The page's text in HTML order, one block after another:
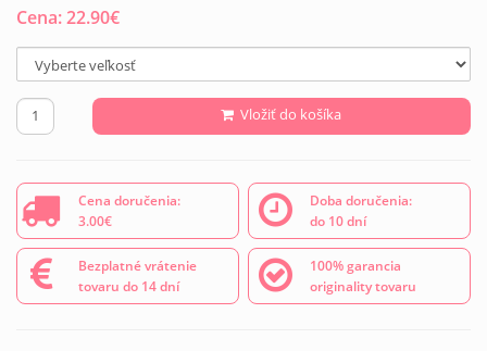
Cena:22.90€
Vložiť do košíka
Cena doručenia:
3.00€
Doba doručenia:
do 10 dní
Bezplatné vrátenie
tovaru do 14 dní
100% garancia
originality tovaru